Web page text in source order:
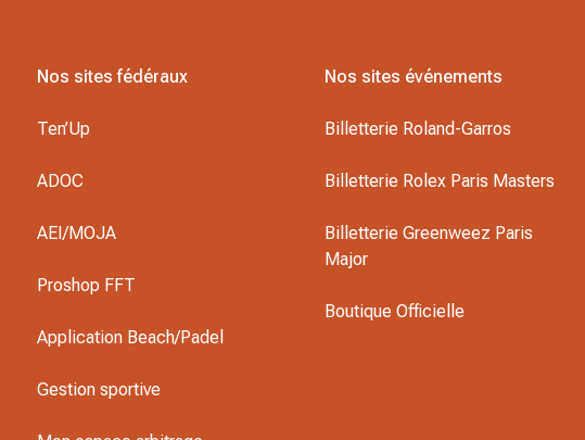
Nos sites fédéraux
Ten’Up
ADOC
AEI/MOJA
Proshop FFT
Application Beach/Padel
Gestion sportive
Nos sites événements
Billetterie Roland-Garros
Billetterie Rolex Paris Masters
Billetterie Greenweez Paris
Major
Boutique Officielle